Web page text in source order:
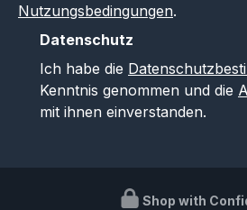
Nutzungsbedingungen.
Datenschutz
Ich habe die
Kenntnis genommen und die
mit ihnen einverstanden.
Shop with